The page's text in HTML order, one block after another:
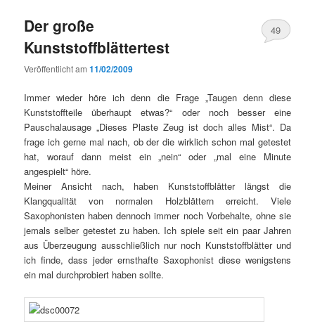
Der große
Kunststoffblättertest
Veröffentlicht am11/02/2009
49
Immer wieder höre ich denn die Frage „Taugen denn diese
Kunststoffteile überhaupt etwas?“ oder noch besser eine
Pauschalausage „Dieses Plaste Zeug ist doch alles Mist“. Da
frage ich gerne mal nach, ob der die wirklich schon mal getestet
hat, worauf dann meist ein „nein“ oder „mal eine Minute
angespielt“ höre.
Meiner Ansicht nach, haben Kunststoffblätter längst die
Klangqualität von normalen Holzblättern erreicht. Viele
Saxophonisten haben dennoch immer noch Vorbehalte, ohne sie
jemals selber getestet zu haben. Ich spiele seit ein paar Jahren
aus Überzeugung ausschließlich nur noch Kunststoffblätter und
ich finde, dass jeder ernsthafte Saxophonist diese wenigstens
ein mal durchprobiert haben sollte.